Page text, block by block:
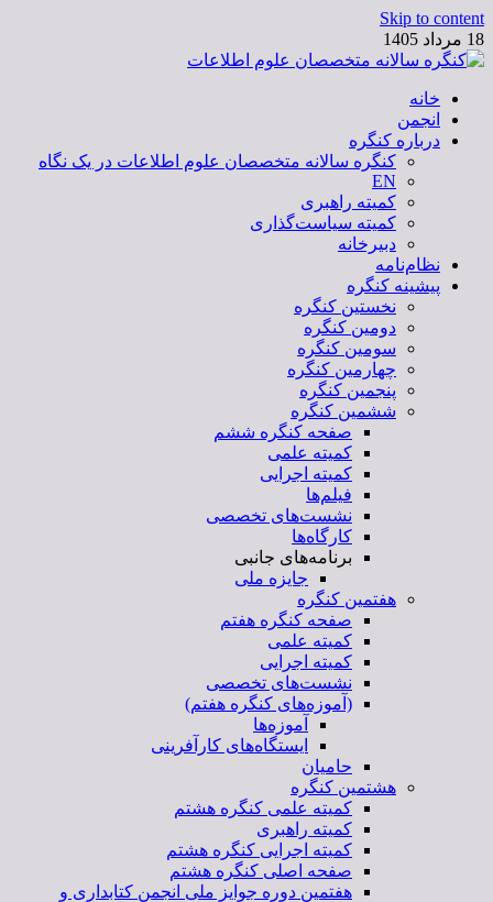
Skip to content
18 مرداد 1405
کنگره سالانه متخصصان علوم اطلاعات
خانه
انجمن
درباره کنگره
کنگره سالانه متخصصان علوم اطلاعات در یک نگاه
EN
کمیته راهبری
کمیته سیاست‌گذاری
دبیرخانه
نظام‌نامه
پیشینه کنگره
نخستین کنگره
دومین کنگره
سومین کنگره
چهارمین کنگره
پنجمین کنگره
ششمین کنگره
صفحه کنگره ششم
کمیته علمی
کمیته اجرایی
فیلم‌ها
نشست‌های تخصصی
کارگاه‌ها
برنامه‌های جانبی
جایزه ملی
هفتمین کنگره
صفحه کنگره هفتم
کمیته علمی
کمیته اجرایی
نشست‌های تخصصی
(آموزه‌های کنگره هفتم)
آموزه‌ها
ایستگاه‌های کارآفرینی
حامیان
هشتمین کنگره
کمیته علمی کنگره هشتم
کمیته راهبری
کمیته اجرایی کنگره هشتم
صفحه اصلی کنگره هشتم
هفتمین دوره جوایز ملی انجمن کتابداری و